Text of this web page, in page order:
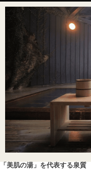
「美肌の湯」を代表する泉質